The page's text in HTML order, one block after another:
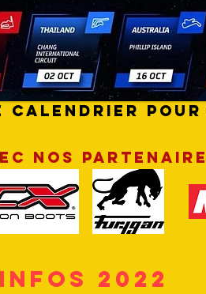
calendrier
NOs
INFOS 2022